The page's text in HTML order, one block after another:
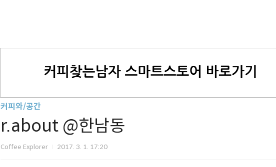
커피와/공간
r.about @한남동
Coffee Explorer 2017. 3. 1. 17:20